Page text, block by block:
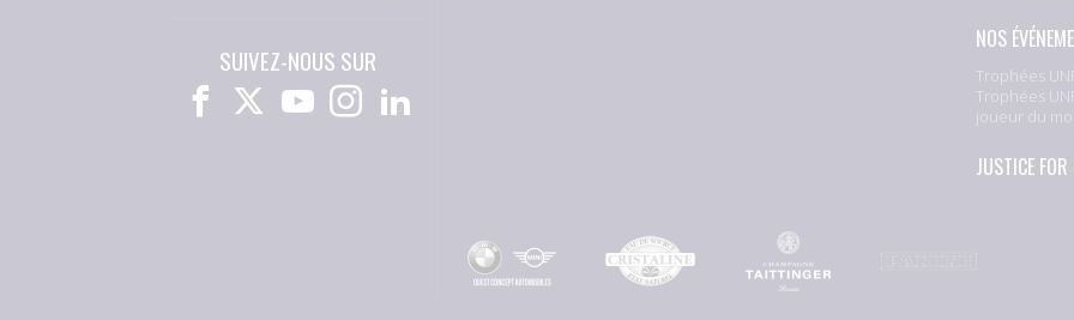
SUIVEZ-NOUS SUR
NOS
Trophées
Trophées
joueur du
JUSTICE FOR